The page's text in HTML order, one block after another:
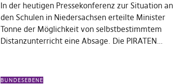
In der heutigen Pressekonferenz zur Situation an
den Schulen in Niedersachsen erteilte Minister
Tonne der Möglichkeit von selbstbestimmtem
Distanzunterricht eine Absage. Die PIRATEN…
BUNDESEBENE